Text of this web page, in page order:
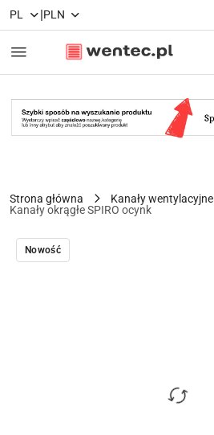
Przejdź do treści głównej
Przejdź do wyszukiwarki
Przejdź do moje konto
Przejdź do menu głównego
Przejdź do opisu produktu
Przejdź do stopki
PL |PLN
Strona główna
Kanały wentylacyjne
Kanały okrągłe SPIRO ocynk
Nowość